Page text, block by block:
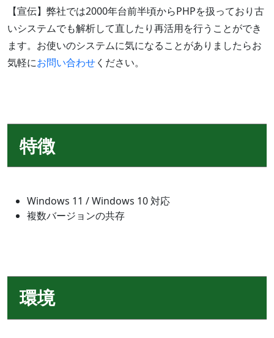
【宣伝】弊社では2000年台前半頃からPHPを扱っており古
いシステムでも解析して直したり再活用を行うことができ
ます。お使いのシステムに気になることがありましたらお
気軽にお問い合わせください。
特徴
Windows 11 / Windows 10 対応
複数バージョンの共存
環境